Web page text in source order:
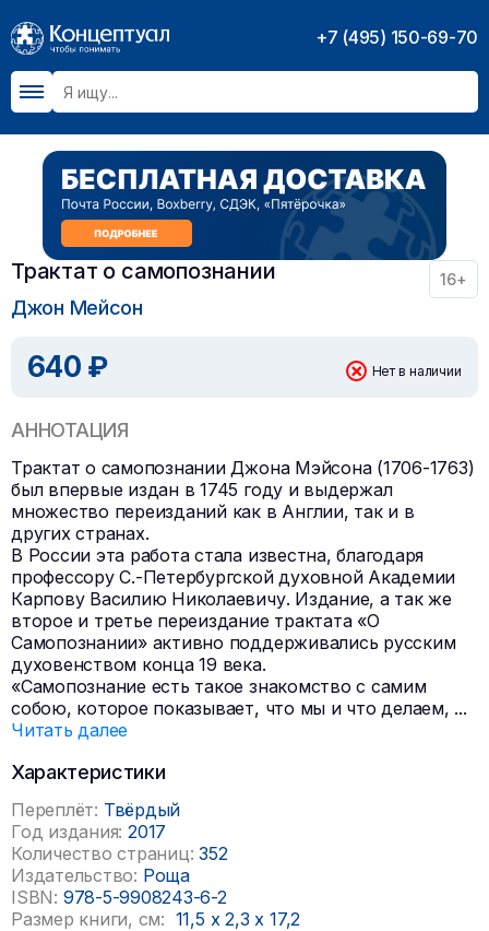
+7 (495) 150-69-70
Трактат о самопознании 16+
Джон Мейсон
640 ₽ Нет в наличии
АННОТАЦИЯ
Трактат о самопознании Джона Мэйсона (1706-1763)
был впервые издан в 1745 году и выдержал
множество переизданий как в Англии, так и в
других странах.
В России эта работа стала известна, благодаря
профессору С.-Петербургской духовной Академии
Карпову Василию Николаевичу. Издание, а так же
второе и третье переиздание трактата «О
Самопознании» активно поддерживались русским
духовенством конца 19 века.
«Самопознание есть такое знакомство с самим
собою, которое показывает, что мы и что делаем, ...
Читать далее
Характеристики
Переплёт: Твёрдый
Год издания: 2017
Количество страниц: 352
Издательство: Роща
ISBN: 978-5-9908243-6-2
Размер книги, см: 11,5 x 2,3x 17,2